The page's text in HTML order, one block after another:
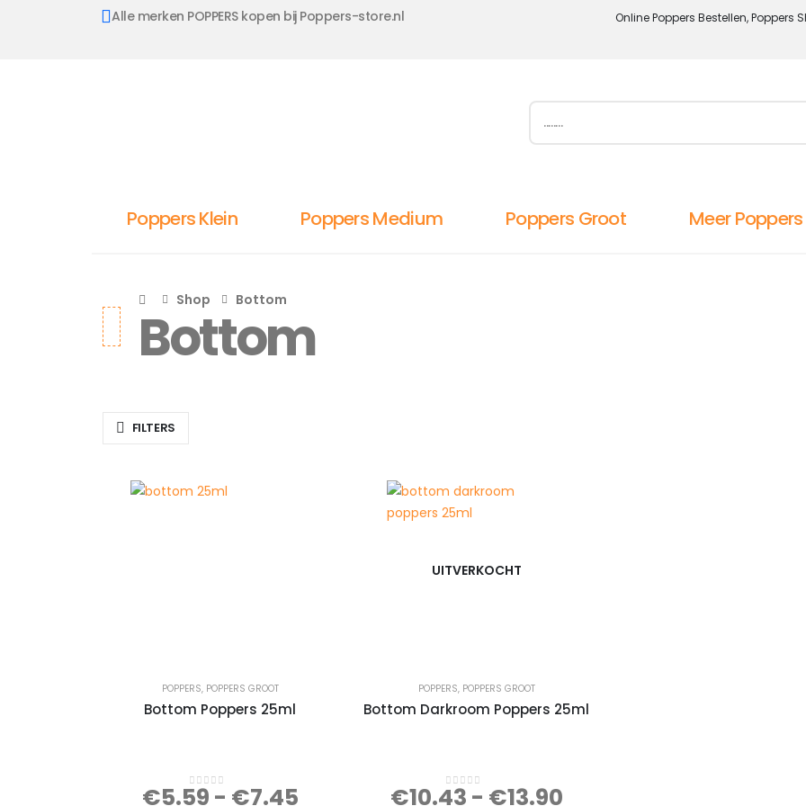
Alle merken POPPERS kopen bij Poppers-store.nl Online Poppers Bestellen, Poppers
Poppers Klein Poppers Medium Poppers Groot Meer Poppers
Shop Bottom
Bottom
FILTERS
POPPERS, POPPERS GROOT
Bottom Poppers 25ml
0 out of 5
€5.59 - €7.45
UITVERKOCHT
POPPERS, POPPERS GROOT
Bottom Darkroom Poppers 25ml
0 out of 5
€10.43 - €13.90